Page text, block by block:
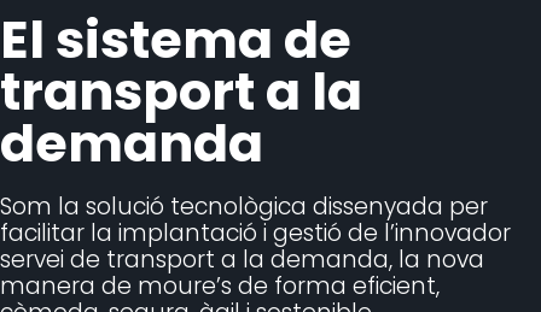
El sistema de
transport a la
demanda
Som la solució tecnològica dissenyada per
facilitar la implantació i gestió de l’innovador
servei de transport a la demanda, la nova
manera de moure’s de forma eficient,